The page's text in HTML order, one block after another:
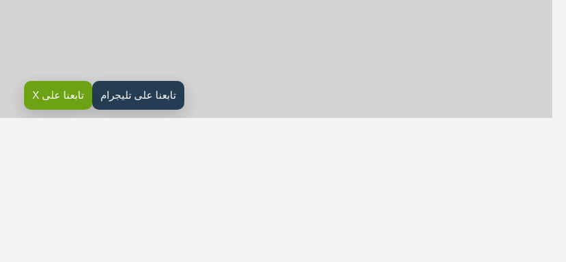
تابعنا على تليجرام تابعنا على X